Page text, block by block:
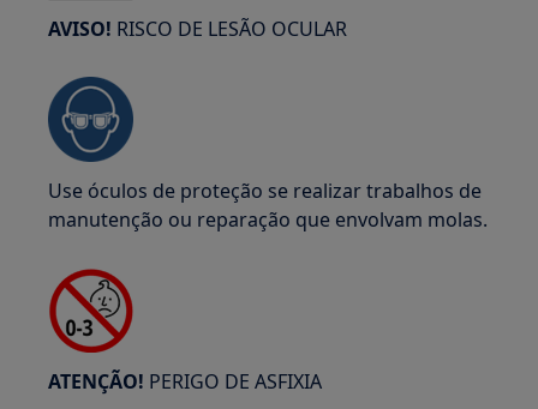
AVISO! RISCO DE LESÃO OCULAR
Use óculos de proteção se realizar trabalhos de
manutenção ou reparação que envolvam molas.
ATENÇÃO! PERIGO DE ASFIXIA